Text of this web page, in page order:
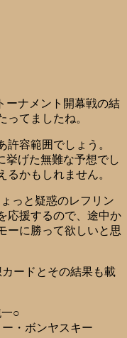
ーナメント開幕戦の結
てましたね。
容範囲でしょう。
挙げた無難な予想でし
かもしれません。
っと疑惑のレフリン
応援するので、途中か
ーに勝って欲しいと思
ードとその結果も載
○
・ボンヤスキー